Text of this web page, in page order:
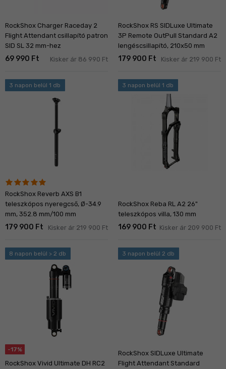
RockShox Charger Raceday 2
Flight Attendant csillapító patron
SID SL 32 mm-hez
69 990 Ft Kisker ár 86 990 Ft
RockShox RS SIDLuxe Ultimate
3P Remote OutPull Standard A2
lengéscsillapító, 210x50 mm
179 900 Ft Kisker ár 219 900 Ft
3 napon belül 1 db
RockShox Reverb AXS B1
teleszkópos nyeregcső, Ø-34.9
mm, 352.8 mm/100 mm
179 900 Ft Kisker ár 219 900 Ft
3 napon belül 1 db
RockShox Reba RL A2 26"
teleszkópos villa, 130 mm
169 900 Ft Kisker ár 209 900 Ft
8 napon belül > 2 db
-17%
RockShox Vivid Ultimate DH RC2
3 napon belül 2 db
RockShox SIDLuxe Ultimate
Flight Attendant Standard